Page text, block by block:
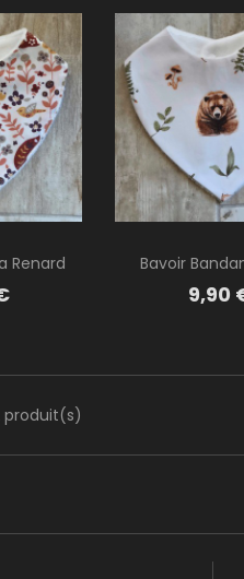
Renard Bavoir
Prix
9,90
produit(s)